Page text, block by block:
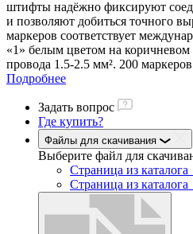
штифты надёжно фиксируют
и позволяют добиться точного
маркеров соответствует
«1» белым цветом на коричневом
провода 1.5-2.5 мм². 200
Подробнее
Задать вопрос
Где купить?
Файлы для скачивания
Выберите файл для
Страница из
Страница из